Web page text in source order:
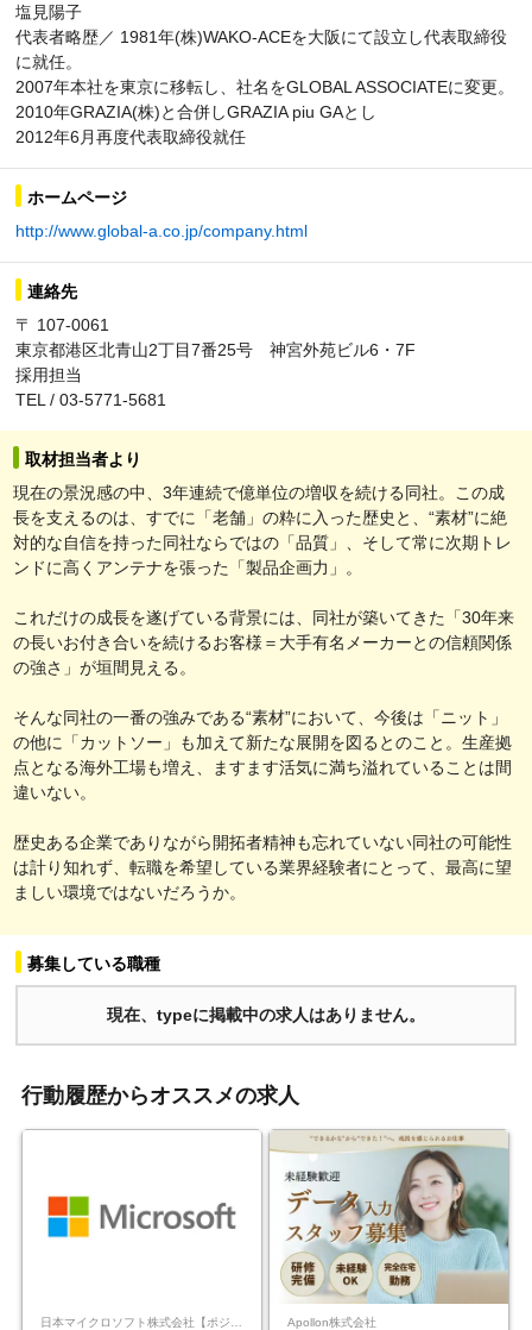
塩見陽子
代表者略歴／ 1981年(株)WAKO-ACEを大阪にて設立し代表取締役
に就任。
2007年本社を東京に移転し、社名をGLOBAL ASSOCIATEに変更。
2010年GRAZIA(株)と合併しGRAZIA piu GAとし
2012年6月再度代表取締役就任
ホームページ
http://www.global-a.co.jp/company.html
連絡先
〒 107-0061
東京都港区北青山2丁目7番25号 神宮外苑ビル6・7F
採用担当
TEL / 03-5771-5681
取材担当者より
現在の景況感の中、3年連続で億単位の増収を続ける同社。この成
長を支えるのは、すでに「老舗」の粋に入った歴史と、“素材”に絶
対的な自信を持った同社ならではの「品質」、そして常に次期トレ
ンドに高くアンテナを張った「製品企画力」。
これだけの成長を遂げている背景には、同社が築いてきた「30年来
の長いお付き合いを続けるお客様＝大手有名メーカーとの信頼関係
の強さ」が垣間見える。
そんな同社の一番の強みである“素材”において、今後は「ニット」
の他に「カットソー」も加えて新たな展開を図るとのこと。生産拠
点となる海外工場も増え、ますます活気に満ち溢れていることは間
違いない。
歴史ある企業でありながら開拓者精神も忘れていない同社の可能性
は計り知れず、転職を希望している業界経験者にとって、最高に望
ましい環境ではないだろうか。
募集している職種
現在、typeに掲載中の求人はありません。
行動履歴からオススメの求人
Apollon株式会社